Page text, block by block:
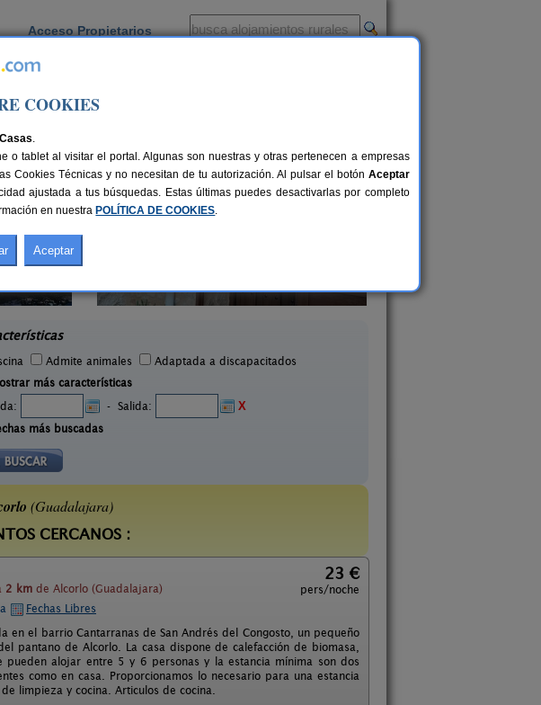
Acceso Propietarios
Admite animales
Adaptada a discapacitados
más características
- Salida:
X
más buscadas
(Guadalajara)
CERCANOS :
2 km de Alcorlo (Guadalajara)
23 €
pers/noche
Fechas Libres
en el barrio Cantarranas de San Andrés del Congosto, un pequeño
pantano de Alcorlo. La casa dispone de calefacción de biomasa,
alojar entre 5 y 6 personas y la estancia mínima son dos
como en casa. Proporcionamos lo necesario para una estancia
limpieza y cocina. Articulos de cocina.
COOKIES
.
tablet al visitar el portal. Algunas son nuestras y otras pertenecen a empresas
Cookies Técnicas y no necesitan de tu autorización. Al pulsar el botón Aceptar
ajustada a tus búsquedas. Estas últimas puedes desactivarlas por completo
en nuestra POLÍTICA DE COOKIES.